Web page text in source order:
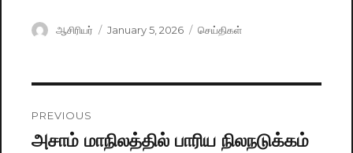
Author
ஆசிரியர்
Posted
January 5, 2026 Categories
செய்திகள்
navigation
PREVIOUS
Previous
அசாம் மாநிலத்தில் பாரிய நிலநடுக்கம்